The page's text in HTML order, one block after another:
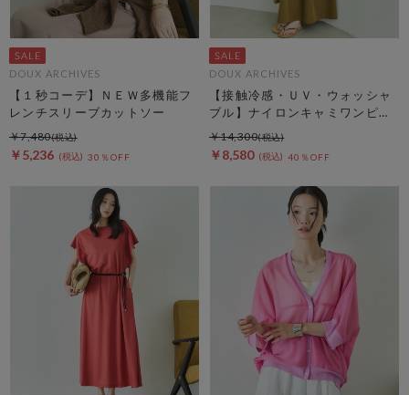
DOUX ARCHIVES
【１秒コーデ】ＮＥＷ多機能フ
レンチスリーブカットソー
￥5,236 30％OFF
￥7,480
DOUX ARCHIVES
【接触冷感・ＵＶ・ウォッシャ
ブル】ナイロンキャミワンピー
ス
￥8,580 40％OFF
￥14,300